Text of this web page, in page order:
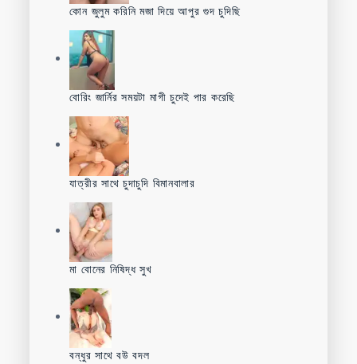
কোন জুলুম করিনি মজা দিয়ে আপুর গুদ চুদিছি
বোরিং জার্নির সময়টা মাগী চুদেই পার করেছি
যাত্রীর সাথে চুদাচুদি বিমানবালার
মা বোনের নিষিদ্ধ সুখ
বন্ধুর সাথে বউ বদল